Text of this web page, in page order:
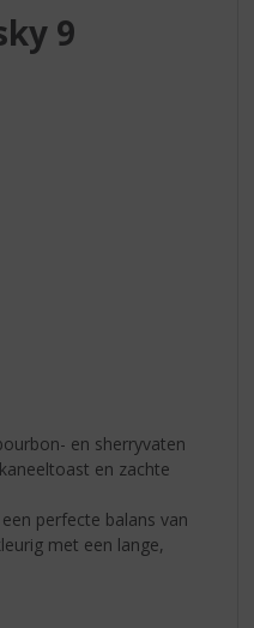
9
en sherryvaten
en zachte
perfecte balans van
met een lange,